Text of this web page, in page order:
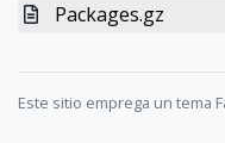
Packages.gz
Este sitio emprega un tema